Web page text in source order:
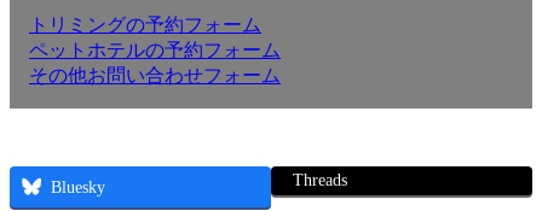
トリミングの予約フォーム
ペットホテルの予約フォーム
その他お問い合わせフォーム
Bluesky Threads